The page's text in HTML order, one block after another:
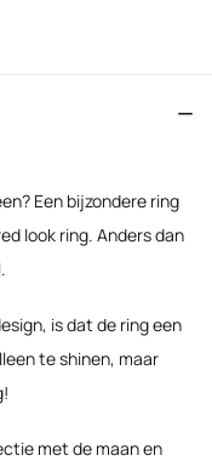
Een bijzondere ring
look ring. Anders dan
is dat de ring een
te shinen, maar
met de maan en